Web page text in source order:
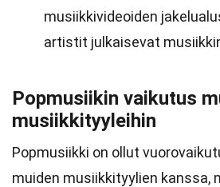
musiikkivideoiden
artistit julkaisevat
Popmusiikin vaikutus
musiikkityyleihin
Popmusiikki on ollut
muiden musiikkityylien kanssa,